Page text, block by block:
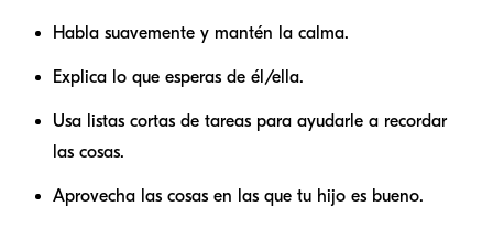
Habla suavemente y mantén la calma.
Explica lo que esperas de él/ella.
Usa listas cortas de tareas para ayudarle a recordar
las cosas.
Aprovecha las cosas en las que tu hijo es bueno.